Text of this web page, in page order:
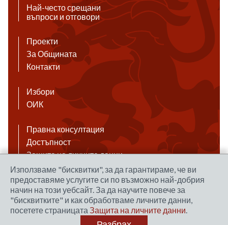
Най-често срещани
въпроси и отговори
Проекти
За Общината
Контакти
Избори
ОИК
Правна консултация
Достъпност
Защита на личните данни
Антикорупция
Връзки
Правила за ползване на сайта
Използваме "бисквитки", за да гарантираме, че ви
предоставяме услугите си по възможно най-добрия
начин на този уебсайт. За да научите повече за
"бисквитките" и как обработваме личните данни,
посетете страницата Защита на личните данни.